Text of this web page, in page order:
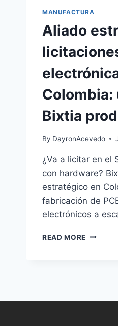
MANUFACTURA
Aliado
Bixtia
By DayronAcevedo
¿Va a licitar en el
con hardware?
estratégico en
fabricación de
electrónicos a
READ MORE